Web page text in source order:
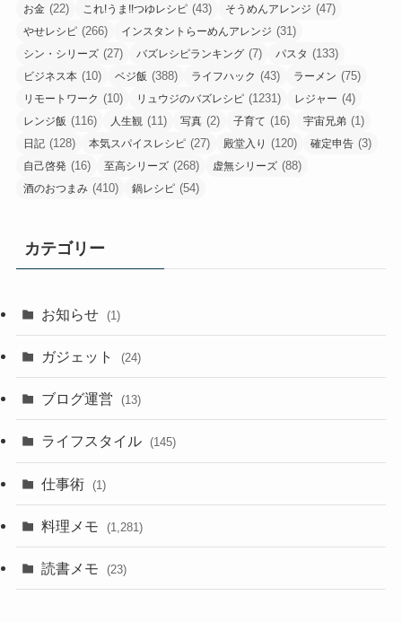
お金 (22) これ!うま!!つゆレシピ (43) そうめんアレンジ (47)
やせレシピ (266) インスタントらーめんアレンジ (31)
シン・シリーズ (27) バズレシピランキング (7) パスタ (133)
ビジネス本 (10) ベジ飯 (388) ライフハック (43) ラーメン (75)
リモートワーク (10) リュウジのバズレシピ (1231) レジャー (4)
レンジ飯 (116) 人生観 (11) 写真 (2) 子育て (16) 宇宙兄弟 (1)
日記 (128) 本気スパイスレシピ (27) 殿堂入り (120) 確定申告 (3)
自己啓発 (16) 至高シリーズ (268) 虚無シリーズ (88)
酒のおつまみ (410) 鍋レシピ (54)
カテゴリー
お知らせ (1)
ガジェット (24)
ブログ運営 (13)
ライフスタイル (145)
仕事術 (1)
料理メモ (1,281)
読書メモ (23)